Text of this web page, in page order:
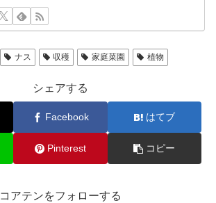
ナス 収穫 家庭菜園 植物
シェアする
Facebook はてブ
Pinterest コピー
コアテンをフォローする